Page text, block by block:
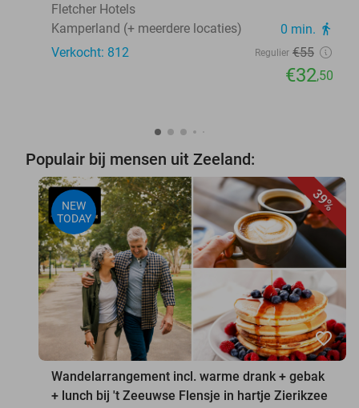
Fletcher Hotels
Kamperland (+ meerdere locaties)
0 min. directions_walk
Verkocht: 812 Regulier €55
€32,50
Populair bij mensen uit Zeeland:
39%
NEW
TODAY
favorite_border
Wandelarrangement incl. warme drank + gebak
+ lunch bij 't Zeeuwse Flensje in hartje Zierikzee